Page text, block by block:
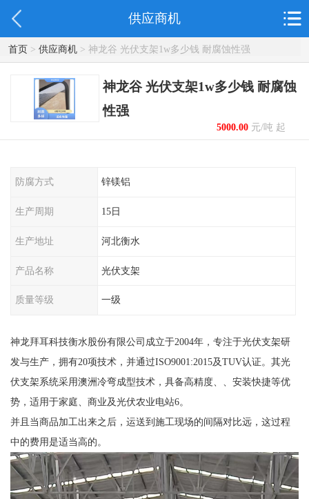
供应商机
首页> 供应商机> 神龙谷 光伏支架1w多少钱 耐腐蚀性强
神龙谷 光伏支架1w多少钱 耐腐蚀
性强
5000.00元/吨 起
防腐方式 锌镁铝
生产周期 15日
生产地址 河北衡水
产品名称 光伏支架
质量等级 一级
神龙拜耳科技衡水股份有限公司成立于2004年，专注于光伏支架研
发与生产，拥有20项技术，并通过ISO9001:2015及TUV认证。其光
伏支架系统采用澳洲冷弯成型技术，具备高精度、、安装快捷等优
势，适用于家庭、商业及光伏农业电站6。
并且当商品加工出来之后，运送到施工现场的间隔对比远，这过程
中的费用是适当高的。